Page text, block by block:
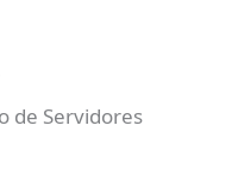
de Servidores